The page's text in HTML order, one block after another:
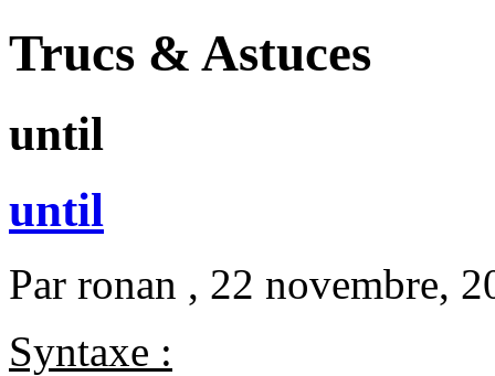
Trucs & Astuces
until
until
Par ronan , 22 novembre,
Syntaxe :